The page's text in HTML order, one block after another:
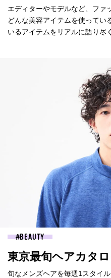
エディターやモデルなど、ファ
どんな美容アイテムを使ってい
いるアイテムをリアルに語り尽
BEAUTY
東京最旬ヘアカタ
旬なメンズヘアを毎週1スタイ